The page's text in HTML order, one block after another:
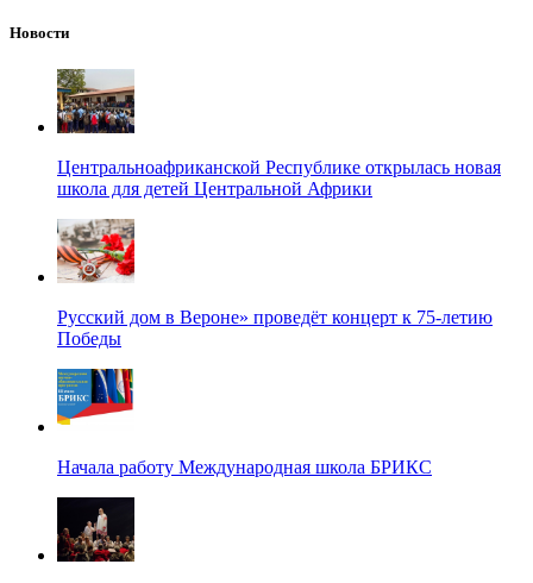
Новости
Центральноафриканской Республике открылась новая
школа для детей Центральной Африки
Русский дом в Вероне» проведёт концерт к 75-летию
Победы
Начала работу Международная школа БРИКС